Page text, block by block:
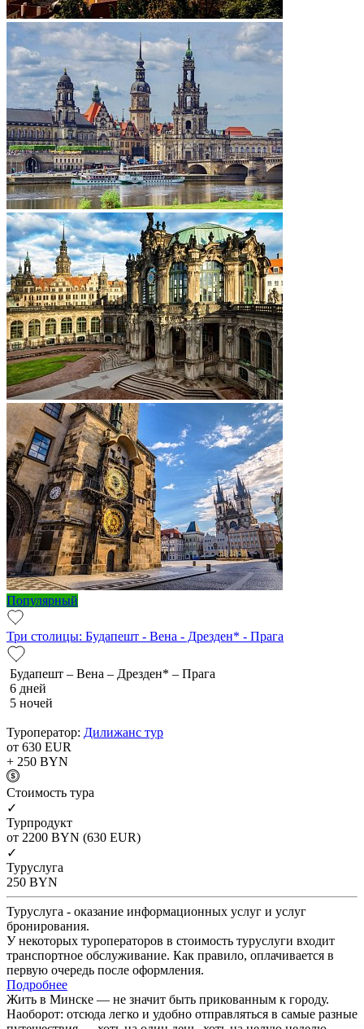
Популярный
Три столицы: Будапешт - Вена - Дрезден* - Прага
Будапешт – Вена – Дрезден* – Прага
6 дней
5 ночей
Туроператор: Дилижанс тур
от 630 EUR
+ 250 BYN
Cтоимость тура
✓
Турпродукт
от 2200 BYN (630 EUR)
✓
Туруслуга
250 BYN
Туруслуга - оказание информационных услуг и услуг
бронирования.
У некоторых туроператоров в стоимость туруслуги входит
транспортное обслуживание. Как правило, оплачивается в
первую очередь после оформления.
Подробнее
Жить в Минске — не значит быть прикованным к городу.
Наоборот: отсюда легко и удобно отправляться в самые разные